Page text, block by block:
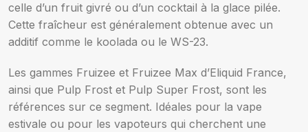
celle d’un fruit givré ou d’un cocktail à la glace pilée.
Cette fraîcheur est généralement obtenue avec un
additif comme le koolada ou le WS-23.
Les gammes Fruizee et Fruizee Max d’Eliquid France,
ainsi que Pulp Frost et Pulp Super Frost, sont les
références sur ce segment. Idéales pour la vape
estivale ou pour les vapoteurs qui cherchent une